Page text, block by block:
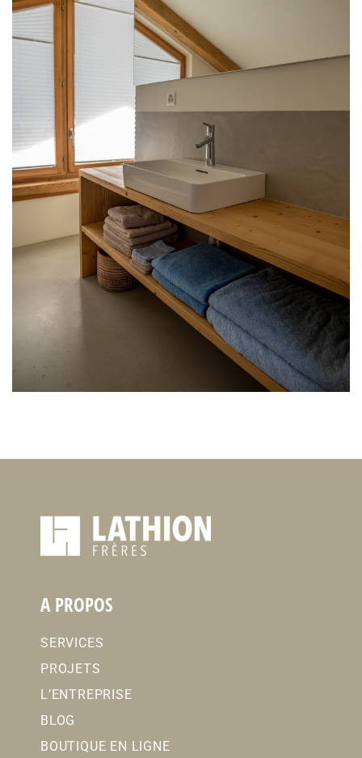
A PROPOS
SERVICES
PROJETS
L’ENTREPRISE
BLOG
BOUTIQUE EN LIGNE